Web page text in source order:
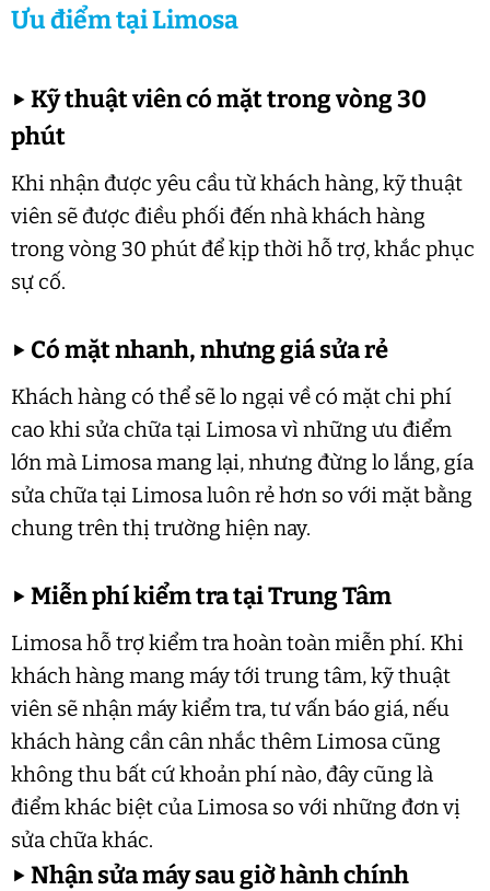
Ưu điểm tại Limosa
▶Kỹ thuật viên có mặt trong vòng 30
phút
Khi nhận được yêu cầu từ khách hàng, kỹ thuật
viên sẽ được điều phối đến nhà khách hàng
trong vòng 30 phút để kịp thời hỗ trợ, khắc phục
sự cố.
▶ Có mặt nhanh, nhưng giá sửa rẻ
Khách hàng có thể sẽ lo ngại về có mặt chi phí
cao khi sửa chữa tại Limosa vì những ưu điểm
lớn mà Limosa mang lại, nhưng đừng lo lắng, gía
sửa chữa tại Limosa luôn rẻ hơn so với mặt bằng
chung trên thị trường hiện nay.
▶Miễn phí kiểm tra tại Trung Tâm
Limosa hỗ trợ kiểm tra hoàn toàn miễn phí. Khi
khách hàng mang máy tới trung tâm, kỹ thuật
viên sẽ nhận máy kiểm tra, tư vấn báo giá, nếu
khách hàng cần cân nhắc thêm Limosa cũng
không thu bất cứ khoản phí nào, đây cũng là
điểm khác biệt của Limosa so với những đơn vị
sửa chữa khác.
▶Nhận sửa máy sau giờ hành chính